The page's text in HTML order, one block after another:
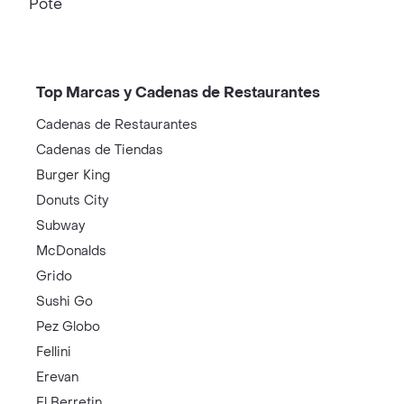
Pote
Top Marcas y Cadenas de Restaurantes
Cadenas de Restaurantes
Cadenas de Tiendas
Burger King
Donuts City
Subway
McDonalds
Grido
Sushi Go
Pez Globo
Fellini
Erevan